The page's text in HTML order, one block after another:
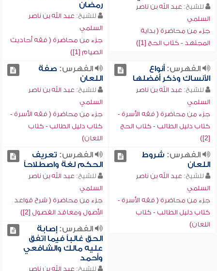
للشيخ: عبد الله بن ناصر
السلمي
جزء من محاضرة ( بداية
المجتهد - كتاب الحج [1])
رمضان
للشيخ: عبد الله بن ناصر
السلمي
جزء من محاضرة ( فقه أحاديث
الصيام [1])
الفهرس:أنواع
الأنساك وذكر أفضلها
للشيخ: عبد الله بن ناصر
السلمي
جزء من محاضرة ( فقه الأسرة -
كتاب دليل الطالب - كتاب الحج
[2])
الفهرس: صفة
اللعان
للشيخ: عبد الله بن ناصر
السلمي
جزء من محاضرة ( فقه الأسرة -
كتاب دليل الطالب - كتاب
اللعان)
الفهرس: شروط
اللعان
للشيخ: عبد الله بن ناصر
السلمي
جزء من محاضرة ( فقه الأسرة -
كتاب دليل الطالب - كتاب
اللعان)
الفهرس: تعريف
الحكم لغة واصطلاحاً
للشيخ: عبد الله بن ناصر
السلمي
جزء من محاضرة ( شرح قواعد
الأصول ومعاقد الفصول [2])
الفهرس:إصابة
الحق غالباً فيما اتفق
عليه مالك والشافعي
وأحمد
للشيخ: عبد الله بن ناصر